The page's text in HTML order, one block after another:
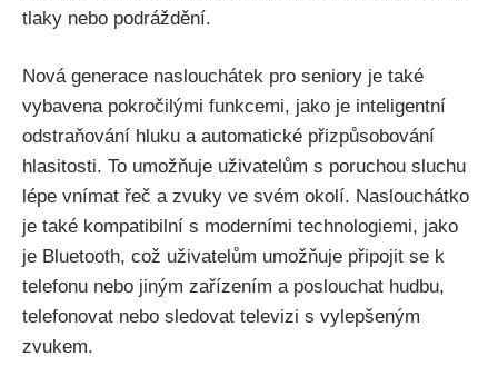
tlaky nebo podráždění.
Nová generace naslouchátek pro seniory je také
vybavena pokročilými funkcemi, jako je inteligentní
odstraňování hluku a automatické přizpůsobování
hlasitosti. To umožňuje uživatelům s poruchou sluchu
lépe vnímat řeč a zvuky ve svém okolí. Naslouchátko
je také kompatibilní s moderními technologiemi, jako
je Bluetooth, což uživatelům umožňuje připojit se k
telefonu nebo jiným zařízením a poslouchat hudbu,
telefonovat nebo sledovat televizi s vylepšeným
zvukem.